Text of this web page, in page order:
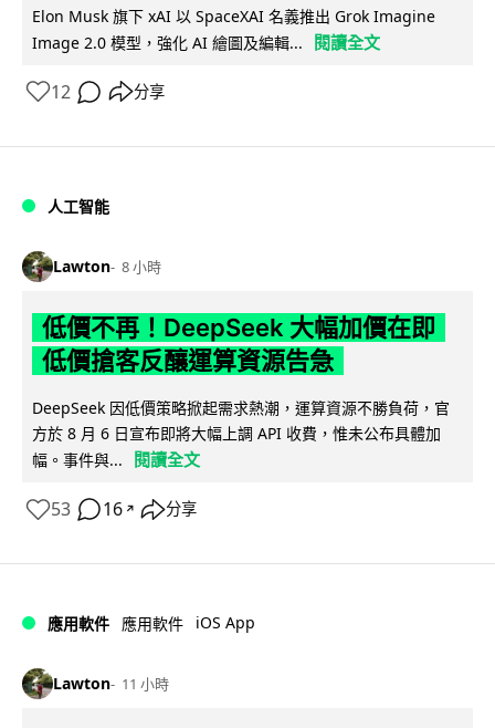
Elon Musk 旗下 xAI 以 SpaceXAI 名義推出 Grok Imagine
Image 2.0 模型，強化 AI 繪圖及編輯...
閱讀全文
12 分享
人工智能
Lawton 8 小時
低價不再！DeepSeek 大幅加價在即
低價搶客反釀運算資源告急
DeepSeek 因低價策略掀起需求熱潮，運算資源不勝負荷，官
方於 8 月 6 日宣布即將大幅上調 API 收費，惟未公布具體加
幅。事件與...
閱讀全文
53 16 ↗ 分享
應用軟件 應用軟件 iOS App
Lawton 11 小時